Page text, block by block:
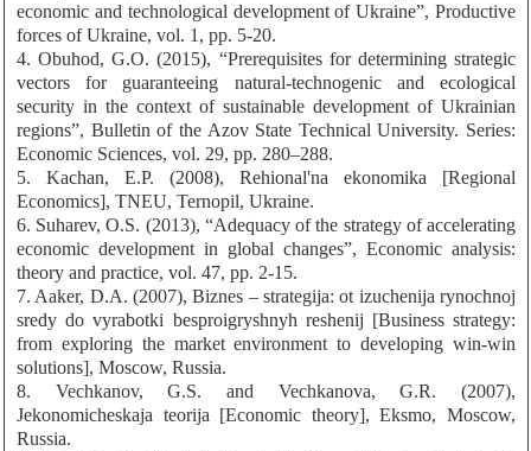
economic and technological development of Ukraine”, Productive
forces of Ukraine, vol. 1, pp. 5-20.
4. Obuhod, G.O. (2015), “Prerequisites for determining strategic
vectors for guaranteeing natural-technogenic and ecological
security in the context of sustainable development of Ukrainian
regions”, Bulletin of the Azov State Technical University. Series:
Economic Sciences, vol. 29, pp. 280–288.
5. Kachan, E.P. (2008), Rehional'na ekonomika [Regional
Economics], TNEU, Ternopil, Ukraine.
6. Suharev, O.S. (2013), “Adequacy of the strategy of accelerating
economic development in global changes”, Economic analysis:
theory and practice, vol. 47, pp. 2-15.
7. Aaker, D.A. (2007), Biznes – strategija: ot izuchenija rynochnoj
sredy do vyrabotki besproigryshnyh reshenij [Business strategy:
from exploring the market environment to developing win-win
solutions], Moscow, Russia.
8. Vechkanov, G.S. and Vechkanova, G.R. (2007),
Jekonomicheskaja teorija [Economic theory], Eksmo, Moscow,
Russia.